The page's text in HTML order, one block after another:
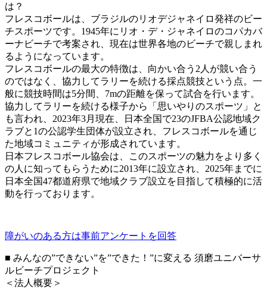
は？
フレスコボールは、ブラジルのリオデジャネイロ発祥のビー
チスポーツです。1945年にリオ・デ・ジャネイロのコパカバ
ーナビーチで考案され、現在は世界各地のビーチで親しまれ
るようになっています。
フレスコボールの最大の特徴は、向かい合う2人が競い合う
のではなく、協力してラリーを続ける採点競技という点。一
般に競技時間は5分間、7mの距離を保って試合を行います。
協力してラリーを続ける様子から「思いやりのスポーツ」と
も言われ、2023年3月現在、日本全国で23のJFBA公認地域ク
ラブと1の公認学生団体が設立され、フレスコボールを通じ
た地域コミュニティが形成されています。
日本フレスコボール協会は、このスポーツの魅力をより多く
の人に知ってもらうために2013年に設立され、2025年までに
日本全国47都道府県で地域クラブ設立を目指して積極的に活
動を行っております。
障がいのある方は事前アンケートを回答
■ みんなの”できない”を”できた！”に変える 須磨ユニバーサ
ルビーチプロジェクト
＜法人概要＞